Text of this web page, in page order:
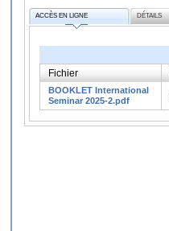
ACCÈS EN LIGNE DÉTAILS
Fichier
BOOKLET International
Seminar 2025-2.pdf